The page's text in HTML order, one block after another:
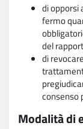
di opporsi
fermo
del
di
consenso
Modalità di